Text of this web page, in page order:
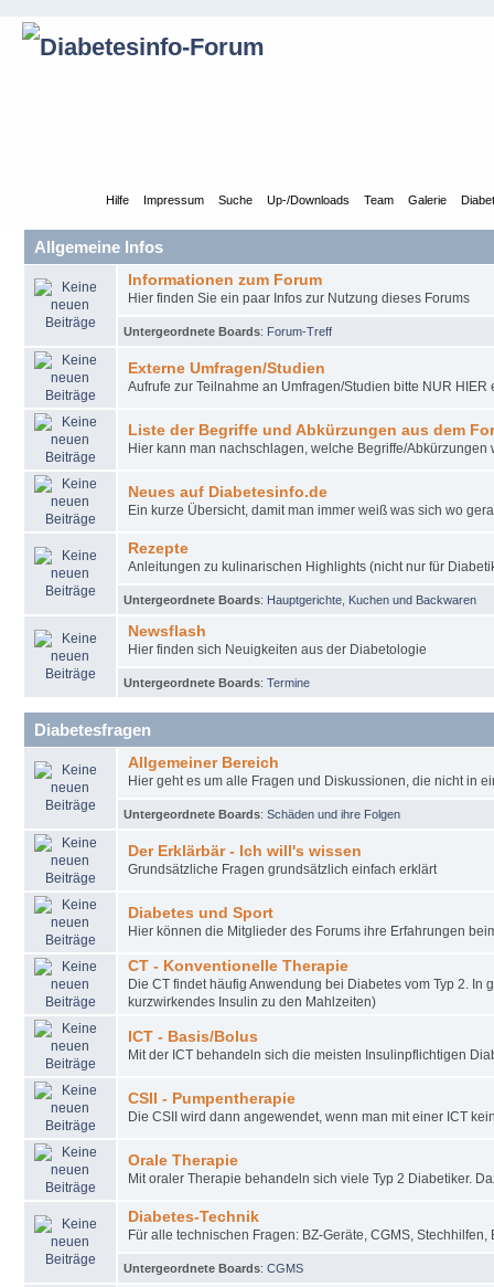
Hilfe Impressum Suche Up-/Downloads Team Galerie
Allgemeine Infos
Informationen zum Forum
Hier finden Sie ein paar Infos zur Nutzung dieses Forums
Untergeordnete Boards: Forum-Treff
Externe Umfragen/Studien
Aufrufe zur Teilnahme an Umfragen/Studien bitte NUR
Liste der Begriffe und Abkürzungen aus dem
Hier kann man nachschlagen, welche Begriffe/
Neues auf Diabetesinfo.de
Ein kurze Übersicht, damit man immer weiß was sich wo
Rezepte
Anleitungen zu kulinarischen Highlights (nicht nur für
Untergeordnete Boards: Hauptgerichte Kuchen und Backwaren
Newsflash
Hier finden sich Neuigkeiten aus der Diabetologie
Untergeordnete Boards: Termine
Diabetesfragen
Allgemeiner Bereich
Hier geht es um alle Fragen und Diskussionen, die nicht in
Untergeordnete Boards: Schäden und ihre Folgen
Der Erklärbär - Ich will's wissen
Grundsätzliche Fragen grundsätzlich einfach erklärt
Diabetes und Sport
Hier können die Mitglieder des Forums ihre Erfahrungen
CT - Konventionelle Therapie
Die CT findet häufig Anwendung bei Diabetes vom Typ 2.
kurzwirkendes Insulin zu den Mahlzeiten)
ICT - Basis/Bolus
Mit der ICT behandeln sich die meisten Insulinpflichtigen
CSII - Pumpentherapie
Die CSII wird dann angewendet, wenn man mit einer ICT
Orale Therapie
Mit oraler Therapie behandeln sich viele Typ 2 Diabetiker.
Diabetes-Technik
Für alle technischen Fragen: BZ-Geräte, CGMS, Stechhilfen,
Untergeordnete Boards: CGMS